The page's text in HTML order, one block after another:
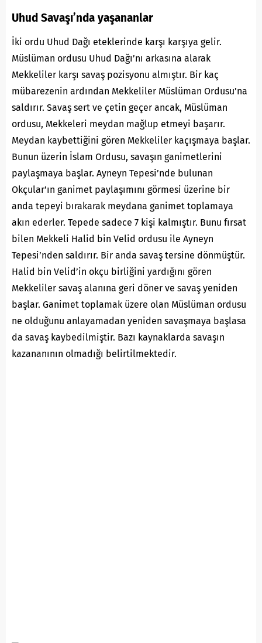
Uhud Savaşı’nda yaşananlar
İki ordu Uhud Dağı eteklerinde karşı karşıya gelir.
Müslüman ordusu Uhud Dağı’nı arkasına alarak
Mekkeliler karşı savaş pozisyonu almıştır. Bir kaç
mübarezenin ardından Mekkeliler Müslüman Ordusu’na
saldırır. Savaş sert ve çetin geçer ancak, Müslüman
ordusu, Mekkeleri meydan mağlup etmeyi başarır.
Meydan kaybettiğini gören Mekkeliler kaçışmaya başlar.
Bunun üzerin İslam Ordusu, savaşın ganimetlerini
paylaşmaya başlar. Ayneyn Tepesi’nde bulunan
Okçular’ın ganimet paylaşımını görmesi üzerine bir
anda tepeyi bırakarak meydana ganimet toplamaya
akın ederler. Tepede sadece 7 kişi kalmıştır. Bunu fırsat
bilen Mekkeli Halid bin Velid ordusu ile Ayneyn
Tepesi’nden saldırır. Bir anda savaş tersine dönmüştür.
Halid bin Velid’in okçu birliğini yardığını gören
Mekkeliler savaş alanına geri döner ve savaş yeniden
başlar. Ganimet toplamak üzere olan Müslüman ordusu
ne olduğunu anlayamadan yeniden savaşmaya başlasa
da savaş kaybedilmiştir. Bazı kaynaklarda savaşın
kazananının olmadığı belirtilmektedir.